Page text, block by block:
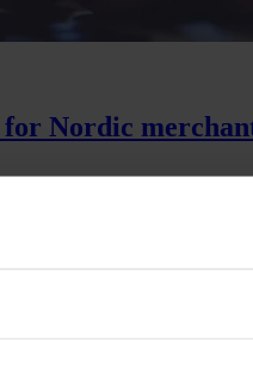
Nordic